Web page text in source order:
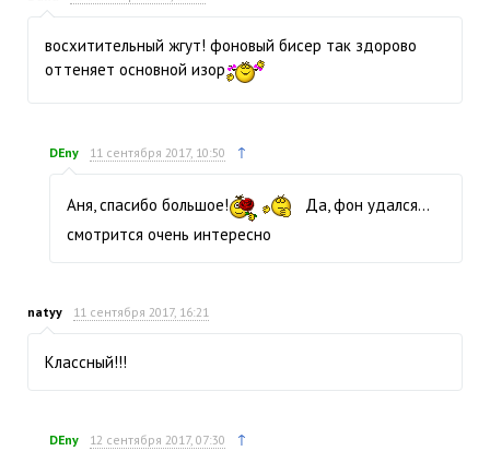
восхитительный жгут! фоновый бисер так здорово
оттеняет основной изор
DEny 11 сентября 2017, 10:50 ↑
Аня, спасибо большое!
Да, фон удался…
смотрится очень интересно
natyy 11 сентября 2017, 16:21
Классный!!!
DEny 12 сентября 2017, 07:30 ↑